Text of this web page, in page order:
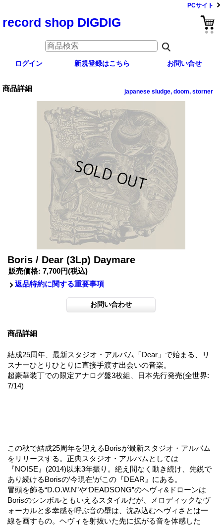
PCサイト
record shop DIGDIG
ログイン 新規登録はこちら お問い合せ
商品詳細 japanese sludge, doom, storner
Boris / Dear (3Lp) Daymare
販売価格: 7,700円(税込)
返品特約に関する重要事項
商品詳細
結成25周年、最新スタジオ・アルバム「Dear」で始まる、リ
スナーひとりひとりに直接手渡す出会いの音楽。
超豪華装丁での限定アナログ盤3枚組、日本先行発売(全世界:
7/14)
この秋で結成25周年を迎えるBorisが最新スタジオ・アルバム
をリリースする。正典スタジオ・アルバムとしては
『NOISE』(2014)以来3年振り。絶え間なく動き続け、先鋭で
あり続けるBorisの‘今現在’がこの『DEAR』にある。
冒頭を飾る“D.O.W.N”や“DEADSONG”のヘヴィ&ドローンは
Borisのシンボルともいえるスタイルだが、メロディックなヴ
ォーカルと多幸感を呼ぶ音の壁は、沈み込むヘヴィさとは一
線を画すもの。ヘヴィを射抜いた先に拡がる音を体感した